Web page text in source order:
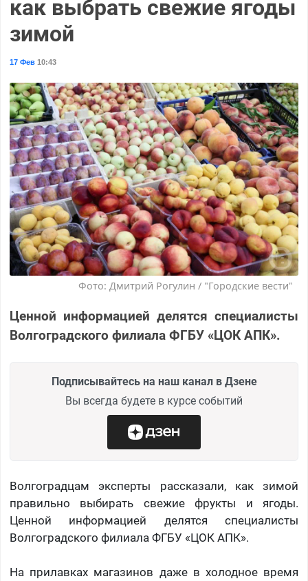
как выбрать свежие ягоды
зимой
17 Фев10:43
Фото: Дмитрий Рогулин / "Городские вести"
Ценной информацией делятся специалисты
Волгоградского филиала ФГБУ «ЦОК АПК».
Подписывайтесь на наш канал в Дзене
Вы всегда будете в курсе событий
Волгоградцам эксперты рассказали, как зимой
правильно выбирать свежие фрукты и ягоды.
Ценной информацией делятся специалисты
Волгоградского филиала ФГБУ «ЦОК АПК».
На прилавках магазинов даже в холодное время